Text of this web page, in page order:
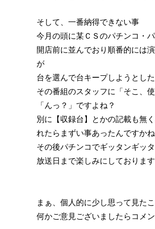
そして、一番納得できない事
今月の頭に某ＣＳのパチンコ・
開店前に並んでおり順番的には
が
台を選んで台キープしようとし
その番組のスタッフに「そこ、
「んっ？」ですよね？
別に【収録台】とかの記載も無
れたらまずい事あったんですか
その後パチンコでギッタンギッ
放送日まで楽しみにしておりま
まぁ、個人的に少し思って見た
何かご意見ございましたらコメ